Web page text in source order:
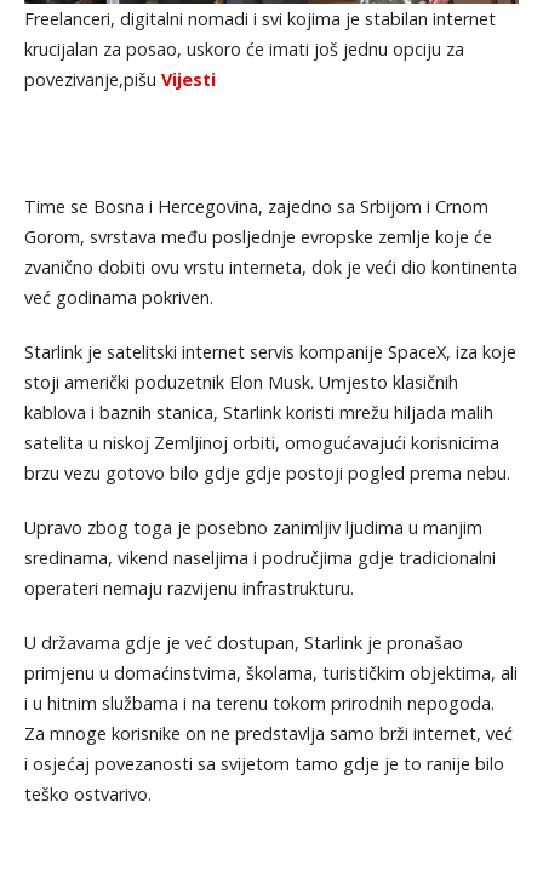
Freelanceri, digitalni nomadi i svi kojima je stabilan internet
krucijalan za posao, uskoro će imati još jednu opciju za
povezivanje,pišu Vijesti
Time se Bosna i Hercegovina, zajedno sa Srbijom i Crnom
Gorom, svrstava među posljednje evropske zemlje koje će
zvanično dobiti ovu vrstu interneta, dok je veći dio kontinenta
već godinama pokriven.
Starlink je satelitski internet servis kompanije SpaceX, iza koje
stoji američki poduzetnik Elon Musk. Umjesto klasičnih
kablova i baznih stanica, Starlink koristi mrežu hiljada malih
satelita u niskoj Zemljinoj orbiti, omogućavajući korisnicima
brzu vezu gotovo bilo gdje gdje postoji pogled prema nebu.
Upravo zbog toga je posebno zanimljiv ljudima u manjim
sredinama, vikend naseljima i područjima gdje tradicionalni
operateri nemaju razvijenu infrastrukturu.
U državama gdje je već dostupan, Starlink je pronašao
primjenu u domaćinstvima, školama, turističkim objektima, ali
i u hitnim službama i na terenu tokom prirodnih nepogoda.
Za mnoge korisnike on ne predstavlja samo brži internet, već
i osjećaj povezanosti sa svijetom tamo gdje je to ranije bilo
teško ostvarivo.